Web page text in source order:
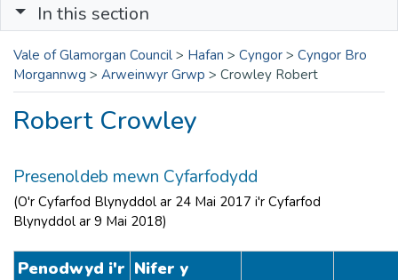
In this section
Vale of Glamorgan Council > Hafan > Cyngor > Cyngor Bro
Morgannwg > Arweinwyr Grwp > Crowley Robert
Robert Crowley
Presenoldeb mewn Cyfarfodydd
(O'r Cyfarfod Blynyddol ar 24 Mai 2017 i'r Cyfarfod
Blynyddol ar 9 Mai 2018)
Penodwyd i'r Nifer y